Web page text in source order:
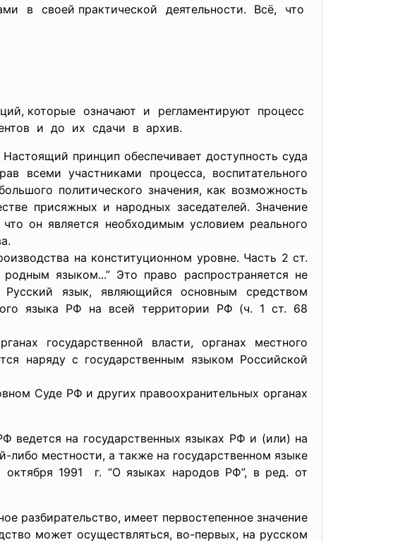
в своей практической деятельности. Всё, что
которые означают и регламентируют процесс
и до их сдачи в архив.
принцип обеспечивает доступность суда
всеми участниками процесса, воспитательного
политического значения, как возможность
присяжных и народных заседателей. Значение
он является необходимым условием реального
на конституционном уровне. Часть 2 ст.
языком...” Это право распространяется не
язык, являющийся основным средством
языка РФ на всей территории РФ (ч. 1 ст. 68
государственной власти, органах местного
наряду с государственным языком Российской
Суде РФ и других правоохранительных органах
ведется на государственных языках РФ и (или) на
местности, а также на государственном языке
1991 г. “О языках народов РФ”, в ред. от
разбирательство, имеет первостепенное значение
может осуществляться, во-первых, на русском